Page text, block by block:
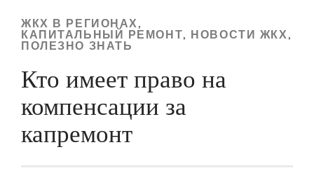
ЖКХ В РЕГИОНАХ ,
КАПИТАЛЬНЫЙ РЕМОНТ, НОВОСТИ ЖКХ ,
ПОЛЕЗНО ЗНАТЬ
Кто имеет право на
компенсации за
капремонт